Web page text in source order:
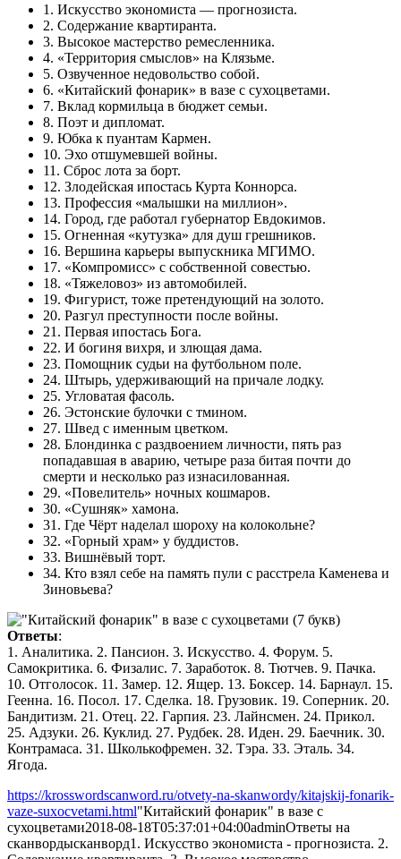
1. Искусство экономиста — прогнозиста.
2. Содержание квартиранта.
3. Высокое мастерство ремесленника.
4. «Территория смыслов» на Клязьме.
5. Озвученное недовольство собой.
6. «Китайский фонарик» в вазе с сухоцветами.
7. Вклад кормильца в бюджет семьи.
8. Поэт и дипломат.
9. Юбка к пуантам Кармен.
10. Эхо отшумевшей войны.
11. Сброс лота за борт.
12. Злодейская ипостась Курта Коннорса.
13. Профессия «малышки на миллион».
14. Город, где работал губернатор Евдокимов.
15. Огненная «кутузка» для душ грешников.
16. Вершина карьеры выпускника МГИМО.
17. «Компромисс» с собственной совестью.
18. «Тяжеловоз» из автомобилей.
19. Фигурист, тоже претендующий на золото.
20. Разгул преступности после войны.
21. Первая ипостась Бога.
22. И богиня вихря, и злющая дама.
23. Помощник судьи на футбольном поле.
24. Штырь, удерживающий на причале лодку.
25. Угловатая фасоль.
26. Эстонские булочки с тмином.
27. Швед с именным цветком.
28. Блондинка с раздвоением личности, пять раз
попадавшая в аварию, четыре раза битая почти до
смерти и несколько раз изнасилованная.
29. «Повелитель» ночных кошмаров.
30. «Сушняк» хамона.
31. Где Чёрт наделал шороху на колокольне?
32. «Горный храм» у буддистов.
33. Вишнёвый торт.
34. Кто взял себе на память пули с расстрела Каменева и
Зиновьева?
Ответы:
1. Аналитика. 2. Пансион. 3. Искусство. 4. Форум. 5.
Самокритика. 6. Физалис. 7. Заработок. 8. Тютчев. 9. Пачка.
10. Отголосок. 11. Замер. 12. Ящер. 13. Боксер. 14. Барнаул. 15.
Геенна. 16. Посол. 17. Сделка. 18. Грузовик. 19. Соперник. 20.
Бандитизм. 21. Отец. 22. Гарпия. 23. Лайнсмен. 24. Прикол.
25. Адзуки. 26. Куклид. 27. Рудбек. 28. Иден. 29. Баечник. 30.
Контрамаса. 31. Школькофремен. 32. Тэра. 33. Эталь. 34.
Ягода.
https://krosswordscanword.ru/otvety-na-skanwordy/kitajskij-fonarik-
vaze-suxocvetami.html"Китайский фонарик" в вазе с
сухоцветами2018-08-18T05:37:01+04:00adminОтветы на
сканвордысканворд1. Искусство экономиста - прогнозиста. 2.